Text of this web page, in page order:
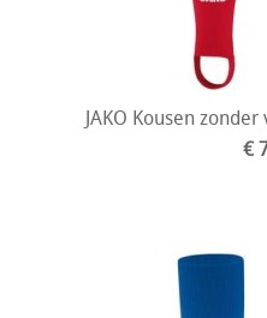
JAKO Kousen
€